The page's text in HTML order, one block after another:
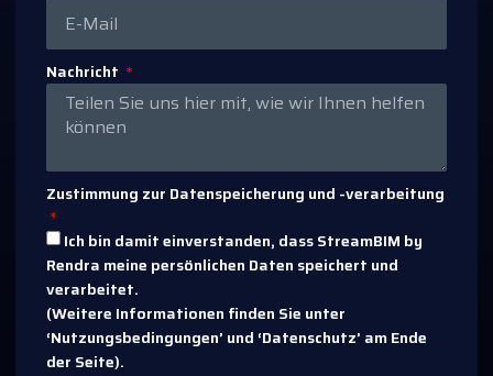
Nachricht
Zustimmung zur Datenspeicherung und -verarbeitung
Ich bin damit einverstanden, dass StreamBIM by
Rendra meine persönlichen Daten speichert und
verarbeitet.
(Weitere Informationen finden Sie unter
‘Nutzungsbedingungen’ und ‘Datenschutz’ am Ende
der Seite).